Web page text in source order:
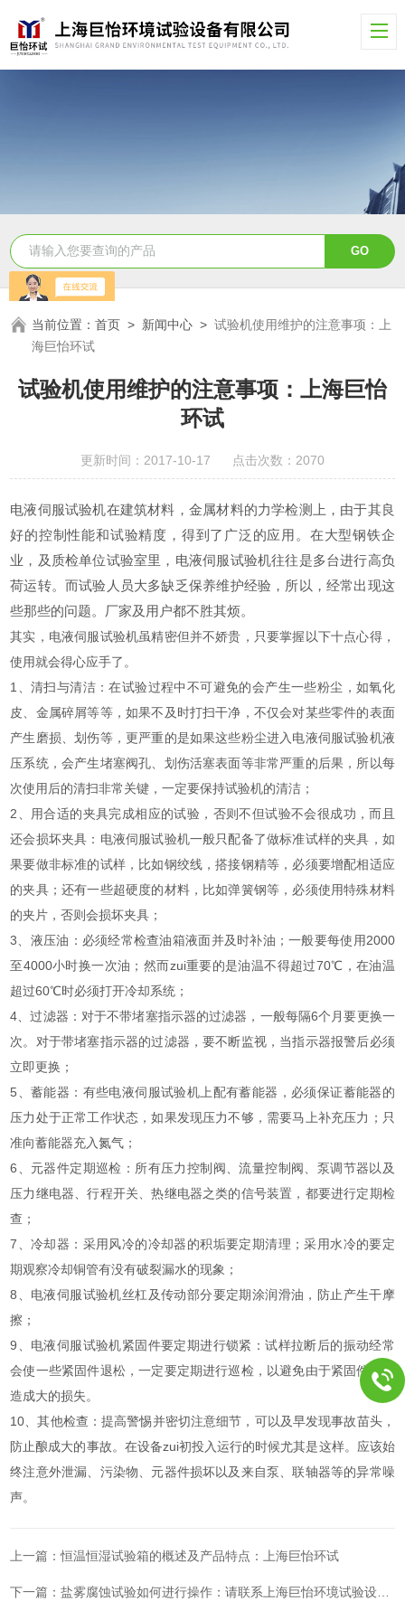
当前位置：首页 > 新闻中心 >试验机使用维护的注意事项：上
海巨怡环试
试验机使用维护的注意事项：上海巨怡
环试
更新时间：2017-10-17 点击次数：2070
电液伺服试验机在建筑材料，金属材料的力学检测上，由于其良
好的控制性能和试验精度，得到了广泛的应用。在大型钢铁企
业，及质检单位试验室里，电液伺服试验机往往是多台进行高负
荷运转。而试验人员大多缺乏保养维护经验，所以，经常出现这
些那些的问题。厂家及用户都不胜其烦。
其实，电液伺服试验机虽精密但并不娇贵，只要掌握以下十点心得，
使用就会得心应手了。
1、清扫与清洁：在试验过程中不可避免的会产生一些粉尘，如氧化
皮、金属碎屑等等，如果不及时打扫干净，不仅会对某些零件的表面
产生磨损、划伤等，更严重的是如果这些粉尘进入电液伺服试验机液
压系统，会产生堵塞阀孔、划伤活塞表面等非常严重的后果，所以每
次使用后的清扫非常关键，一定要保持试验机的清洁；
2、用合适的夹具完成相应的试验，否则不但试验不会很成功，而且
还会损坏夹具：电液伺服试验机一般只配备了做标准试样的夹具，如
果要做非标准的试样，比如钢绞线，搭接钢精等，必须要增配相适应
的夹具；还有一些超硬度的材料，比如弹簧钢等，必须使用特殊材料
的夹片，否则会损坏夹具；
3、液压油：必须经常检查油箱液面并及时补油；一般要每使用2000
至4000小时换一次油；然而zui重要的是油温不得超过70℃，在油温
超过60℃时必须打开冷却系统；
4、过滤器：对于不带堵塞指示器的过滤器，一般每隔6个月要更换一
次。对于带堵塞指示器的过滤器，要不断监视，当指示器报警后必须
立即更换；
5、蓄能器：有些电液伺服试验机上配有蓄能器，必须保证蓄能器的
压力处于正常工作状态，如果发现压力不够，需要马上补充压力；只
准向蓄能器充入氮气；
6、元器件定期巡检：所有压力控制阀、流量控制阀、泵调节器以及
压力继电器、行程开关、热继电器之类的信号装置，都要进行定期检
查；
7、冷却器：采用风冷的冷却器的积垢要定期清理；采用水冷的要定
期观察冷却铜管有没有破裂漏水的现象；
8、电液伺服试验机丝杠及传动部分要定期涂润滑油，防止产生干摩
擦；
9、电液伺服试验机紧固件要定期进行锁紧：试样拉断后的振动经常
会使一些紧固件退松，一定要定期进行巡检，以避免由于紧固件松动
造成大的损失。
10、其他检查：提高警惕并密切注意细节，可以及早发现事故苗头，
防止酿成大的事故。在设备zui初投入运行的时候尤其是这样。应该始
终注意外泄漏、污染物、元器件损坏以及来自泵、联轴器等的异常噪
声。
上一篇：恒温恒湿试验箱的概述及产品特点：上海巨怡环试
下一篇：盐雾腐蚀试验如何进行操作：请联系上海巨怡环境试验设备有限公司